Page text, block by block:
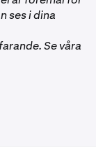
ses i dina
Se våra